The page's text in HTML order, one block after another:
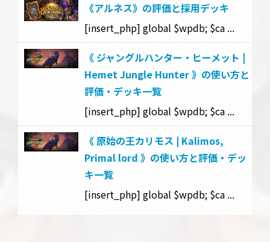
《アルネス》の評価と採用デッキ
[insert_php] global $wpdb; $ca ...
《 ジャングルハンター・ヒーメット |
Hemet Jungle Hunter 》の使い方と
評価・デッキ一覧
[insert_php] global $wpdb; $ca ...
《 原始の王カリモス | Kalimos,
Primal lord 》の使い方と評価・デッ
キ一覧
[insert_php] global $wpdb; $ca ...